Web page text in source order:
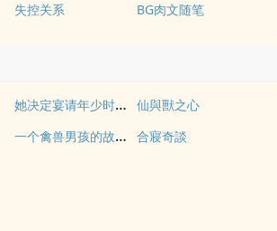
失控关系 BG肉文随笔
她决定宴请年少时的自己（1v1H）
仙與獸之心
一个禽兽男孩的故事（母子乱伦） 合寢奇談